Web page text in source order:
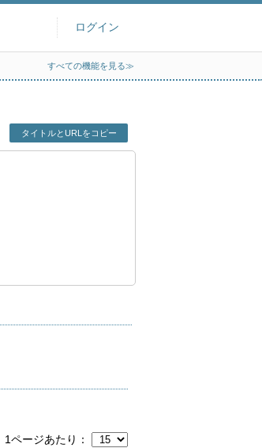
ログイン
すべての機能を見る≫
タイトルとURLをコピー
1ページあたり